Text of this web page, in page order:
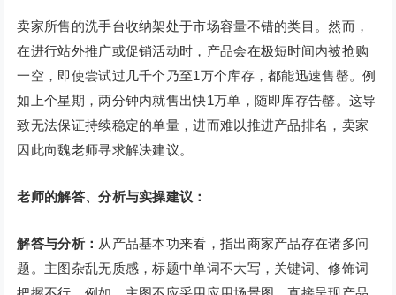
卖家所售的洗手台收纳架处于市场容量不错的类目。然而，
在进行站外推广或促销活动时，产品会在极短时间内被抢购
一空，即使尝试过几千个乃至1万个库存，都能迅速售罄。例
如上个星期，两分钟内就售出快1万单，随即库存告罄。这导
致无法保证持续稳定的单量，进而难以推进产品排名，卖家
因此向魏老师寻求解决建议。
老师的解答、分析与实操建议：
解答与分析： 从产品基本功来看，指出商家产品存在诸多问
题。主图杂乱无质感，标题中单词不大写，关键词、修饰词